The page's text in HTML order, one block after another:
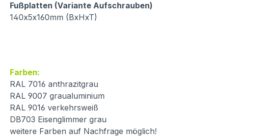
Fußplatten (Variante Aufschrauben)
140x5x160mm (BxHxT)
Farben:
RAL 7016 anthrazitgrau
RAL 9007 graualuminium
RAL 9016 verkehrsweiß
DB703 Eisenglimmer grau
weitere Farben auf Nachfrage möglich!